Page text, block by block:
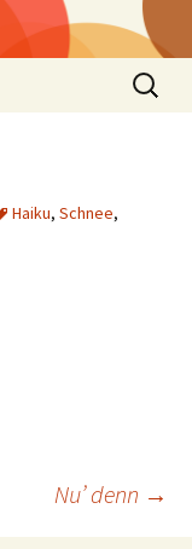
Suchen
nach:
Haiku, Schnee,
Nu’ denn →